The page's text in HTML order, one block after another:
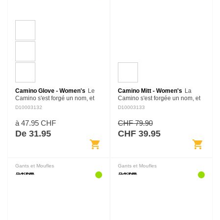
Camino Glove - Women's Le
Camino s'est forgé un nom, et
avec raison. Ce gant manchette
être résistant, complété par une
doublure amovible…
D10003132
à 47.95 CHF
De 31.95
shopping_cart
Camino Mitt - Women's La
Camino s'est forgée un nom, et
avec raison. Cette moufle
conçue pour être résistante,
complétée par une doublure…
D10003133
CHF 79.90
CHF 39.95
shopping_cart
Gants et Moufles Gants et Moufles